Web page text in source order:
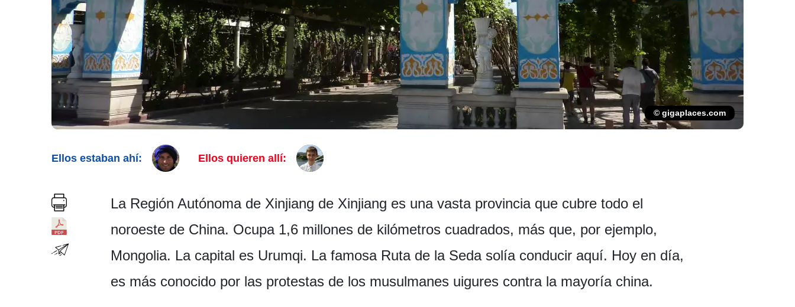
© gigaplaces.com
Ellos estaban ahí: Ellos quieren allí:
La Región Autónoma de Xinjiang de Xinjiang es una vasta provincia que cubre todo el
noroeste de China. Ocupa 1,6 millones de kilómetros cuadrados, más que, por ejemplo,
Mongolia. La capital es Urumqi. La famosa Ruta de la Seda solía conducir aquí. Hoy en día,
es más conocido por las protestas de los musulmanes uigures contra la mayoría china.